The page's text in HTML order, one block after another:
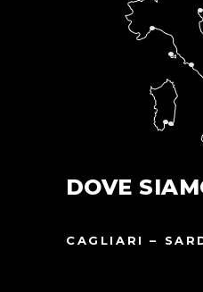
DOVE
CAGLIARI –